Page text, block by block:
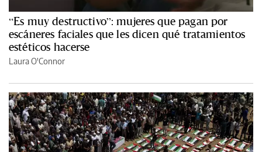
“Es muy destructivo”: mujeres que pagan por
escáneres faciales que les dicen qué tratamientos
estéticos hacerse
Laura O'Connor